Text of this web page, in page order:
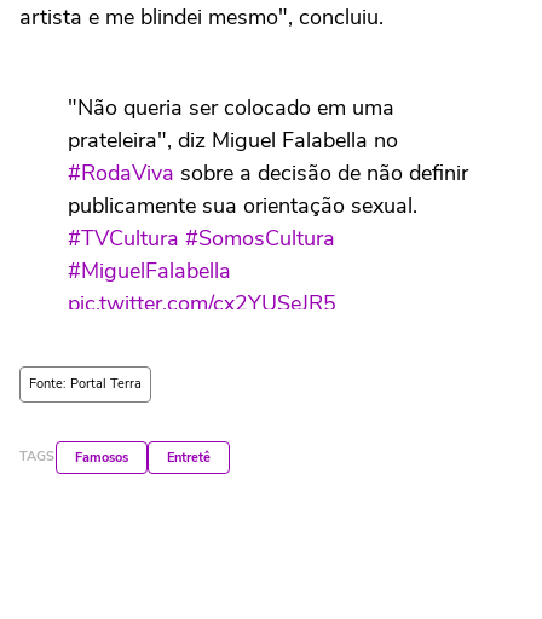
artista e me blindei mesmo", concluiu.
"Não queria ser colocado em uma
prateleira", diz Miguel Falabella no
#RodaViva sobre a decisão de não definir
publicamente sua orientação sexual.
#TVCultura #SomosCultura
#MiguelFalabella
pic.twitter.com/cx2YUSeJR5
— Roda Viva (@rodaviva)
Fonte: Portal Terra
TAGS Famosos Entretê